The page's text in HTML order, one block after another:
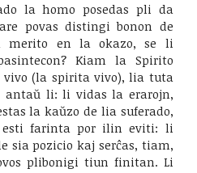
la homo posedas pli da
povas distingi bonon de
merito en la okazo, se li
Kiam la Spirito
(la spirita vivo), lia tuta
antaŭ li: li vidas la erarojn,
la kaŭzo de lia suferado,
farinta por ilin eviti: li
sia pozicio kaj serĉas, tiam,
plibonigi tiun finitan. Li